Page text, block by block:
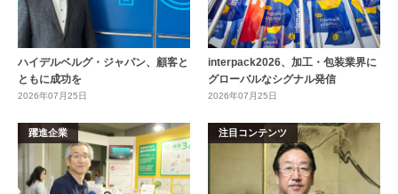
ハイデルベルグ・ジャパン、顧客と
ともに成功を
2026年07月25日
interpack2026、加工・包装業界に
グローバルなシグナル発信
2026年07月25日
躍進企業 注目コンテンツ